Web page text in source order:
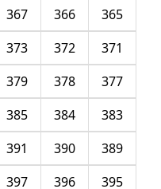
365
366
367
371
372
373
377
378
379
383
384
385
389
390
391
395
396
397